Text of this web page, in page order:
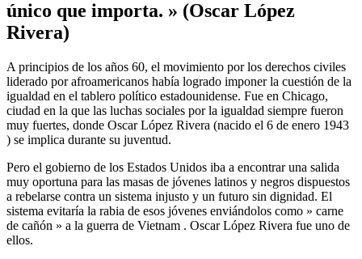
único que importa. » (Oscar López
Rivera)
A principios de los años 60, el movimiento por los derechos civiles
liderado por afroamericanos había logrado imponer la cuestión de la
igualdad en el tablero político estadounidense. Fue en Chicago,
ciudad en la que las luchas sociales por la igualdad siempre fueron
muy fuertes, donde Oscar López Rivera (nacido el 6 de enero 1943
) se implica durante su juventud.
Pero el gobierno de los Estados Unidos iba a encontrar una salida
muy oportuna para las masas de jóvenes latinos y negros dispuestos
a rebelarse contra un sistema injusto y un futuro sin dignidad. El
sistema evitaría la rabia de esos jóvenes enviándolos como » carne
de cañón » a la guerra de Vietnam . Oscar López Rivera fue uno de
ellos.